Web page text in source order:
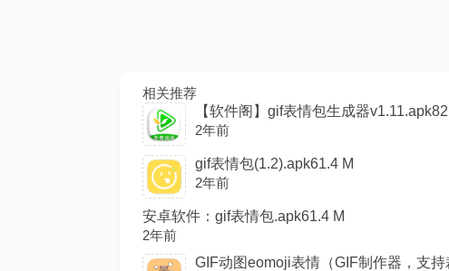
相关推荐
【软件阁】gif表情包生成器
2年前
gif表情包(1.2).apk61.4 M
2年前
安卓软件：gif表情包.apk61.4 M
2年前
GIF动图eomoji表情（GIF制作器，支